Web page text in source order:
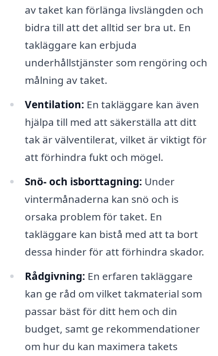
av taket kan förlänga livslängden och
bidra till att det alltid ser bra ut. En
takläggare kan erbjuda
underhållstjänster som rengöring och
målning av taket.
Ventilation: En takläggare kan även
hjälpa till med att säkerställa att ditt
tak är välventilerat, vilket är viktigt för
att förhindra fukt och mögel.
Snö- och isborttagning: Under
vintermånaderna kan snö och is
orsaka problem för taket. En
takläggare kan bistå med att ta bort
dessa hinder för att förhindra skador.
Rådgivning: En erfaren takläggare
kan ge råd om vilket takmaterial som
passar bäst för ditt hem och din
budget, samt ge rekommendationer
om hur du kan maximera takets